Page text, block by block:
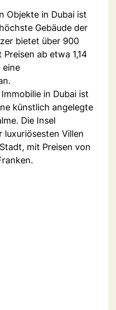
Objekte in Dubai ist
Gebäude der
bietet über 900
ab etwa 1,14
eine
in Dubai ist
künstlich angelegte
Die Insel
luxuriösesten Villen
mit Preisen von